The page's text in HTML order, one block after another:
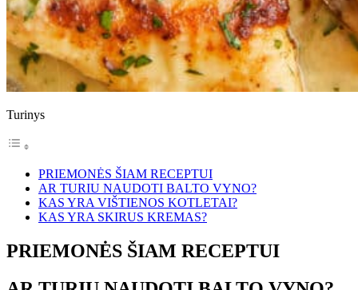
Turinys
PRIEMONĖS ŠIAM RECEPTUI
AR TURIU NAUDOTI BALTO VYNO?
KAS YRA VIŠTIENOS KOTLETAI?
KAS YRA SKIRUS KREMAS?
PRIEMONĖS ŠIAM RECEPTUI